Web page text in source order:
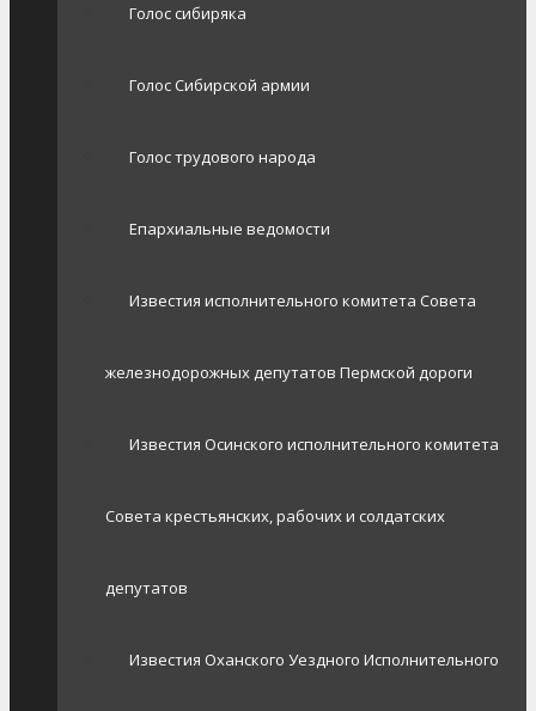
Голос сибиряка
Голос Сибирской армии
Голос трудового народа
Епархиальные ведомости
Известия исполнительного комитета Совета
железнодорожных депутатов Пермской дороги
Известия Осинского исполнительного комитета
Совета крестьянских, рабочих и солдатских
депутатов
Известия Оханского Уездного Исполнительного